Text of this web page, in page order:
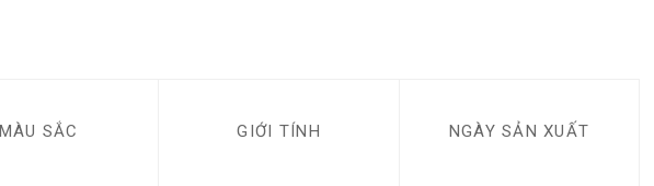
MÀU SẮC GIỚI TÍNH NGÀY SẢN XUẤT